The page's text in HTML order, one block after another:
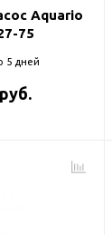
Aquario
75
5 дней